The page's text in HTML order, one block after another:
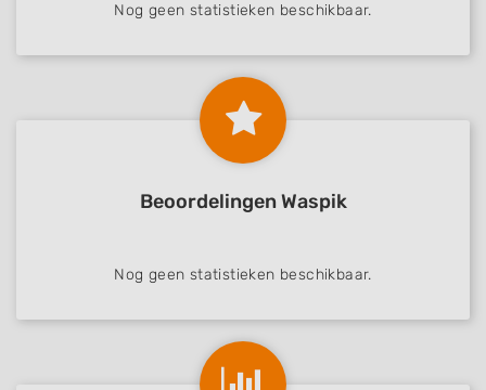
Nog geen statistieken beschikbaar.
Beoordelingen Waspik
Nog geen statistieken beschikbaar.